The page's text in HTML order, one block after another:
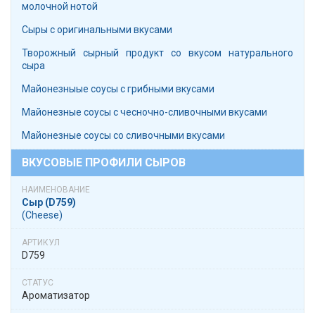
молочной нотой
Сыры с оригинальными вкусами
Творожный сырный продукт со вкусом натурального
сыра
Майонезныые соусы с грибными вкусами
Майонезные соусы с чесночно-сливочными вкусами
Майонезные соусы со сливочными вкусами
ВКУСОВЫЕ ПРОФИЛИ СЫРОВ
Сыр (D759)
(Cheese)
D759
Ароматизатор